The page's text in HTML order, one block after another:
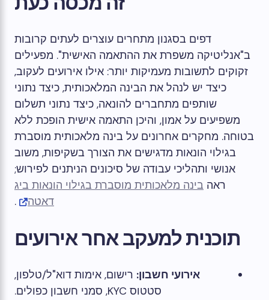
דפים בסגנון מתחרים עוצרים לעתים קרובות
ב"אנליטיקה משפרת את ההתאמה האישית". מפעילים
זקוקים לתשובות מעמיקות יותר: אילו אירועים לעקוב,
כיצד יש לנהל את הבינה המלאכותית, כיצד נתוני
שותפים מתחברים להונאה, כיצד נתוני תשלום
משפיעים על אמון, והיכן התאמה אישית הופכת ללא
בטוחה. מחקרים אחרונים על בינה מלאכותית מוסברת
בגילוי הונאות מדגישים את הצורך בשקיפות, משוב
אנושי ותהליכי עבודה של סיכונים הניתנים לפירוש;
ראה בינה מלאכותית מוסברת בגילוי הונאות ביג
דאטה
.
תוכנית למעקב אחר אירועים
אירועי חשבון: רישום, אימות דוא"ל/טלפון,
סטטוס KYC, סמני חשבון כפולים.